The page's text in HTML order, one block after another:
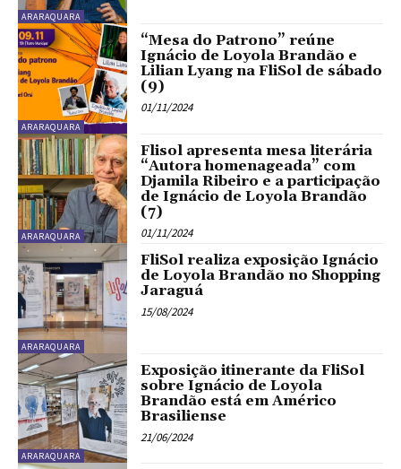
ARARAQUARA
ARARAQUARA
“Mesa do Patrono” reúne
Ignácio de Loyola Brandão e
Lilian Lyang na FliSol de sábado
(9)
01/11/2024
ARARAQUARA
Flisol apresenta mesa literária
“Autora homenageada” com
Djamila Ribeiro e a participação
de Ignácio de Loyola Brandão
(7)
01/11/2024
ARARAQUARA
FliSol realiza exposição Ignácio
de Loyola Brandão no Shopping
Jaraguá
15/08/2024
ARARAQUARA
Exposição itinerante da FliSol
sobre Ignácio de Loyola
Brandão está em Américo
Brasiliense
21/06/2024